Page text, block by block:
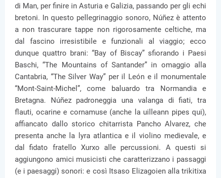
di Man, per finire in Asturia e Galizia, passando per gli echi
bretoni. In questo pellegrinaggio sonoro, Núñez è attento
a non trascurare tappe non rigorosamente celtiche, ma
dal fascino irresistibile e funzionali al viaggio; ecco
dunque quattro brani: “Bay of Biscay” sfiorando i Paesi
Baschi, “The Mountains of Santander” in omaggio alla
Cantabria, “The Silver Way” per il León e il monumentale
“Mont-Saint-Michel”, come baluardo tra Normandia e
Bretagna. Núñez padroneggia una valanga di fiati, tra
flauti, ocarine e cornamuse (anche la uilleann pipes qui),
affiancato dallo storico chitarrista Pancho Alvarez, che
presenta anche la lyra atlantica e il violino medievale, e
dal fidato fratello Xurxo alle percussioni. A questi si
aggiungono amici musicisti che caratterizzano i passaggi
(e i paesaggi) sonori: e così Itsaso Elizagoien alla trikitixa